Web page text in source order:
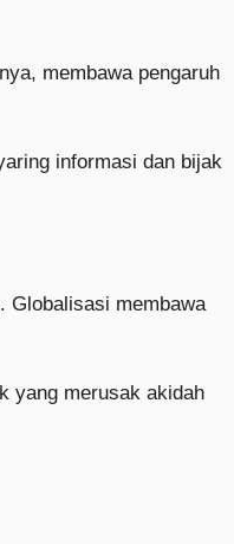
membawa pengaruh
informasi dan bijak
Globalisasi membawa
yang merusak akidah